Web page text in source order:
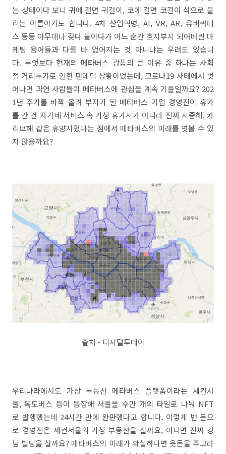
는 상태이다 보니 귀에 걸면 귀걸이, 코에 걸면 코걸이 식으로 불
리는 이름이기도 합니다. 4차 산업혁명, AI, VR, AR, 유비쿼터
스 등등 아무데나 갖다 붙이다가 어느 순간 흐지부지 되어버린 마
케팅 용어들과 다를 바 없어지는 것 아니냐는 우려도 있습니
다. 무엇보다 현재의 메타버스 광풍의 큰 이유 중 하나는 사회
적 거리두기로 인한 팬데믹 상황이었는데, 코로나19 사태에서 벗
어나면 과연 사람들이 메타버스에 관심을 계속 기울일까요? 202
1년 주가를 바짝 올려 부자가 된 메타버스 기업 경영진이 휴가
를 간 건 자기네 서비스 속 가상 휴가지가 아니라 진짜 지중해, 카
리브해 같은 휴양지였다는 점에서 메타버스의 미래를 엿볼 수 있
지 않을까요?
출처 - 디지털투데이
우리나라에서도 가상 부동산 메타버스 플랫폼이라는 세컨서
울, 독도버스 등이 등장해 서울을 수만 개의 타일로 나눠 NFT
로 발행했는데 24시간 만에 완판했다고 합니다. 이렇게 번 돈으
로 경영진은 세컨서울의 가상 부동산을 살까요, 아니면 진짜 강
남 빌딩을 살까요? 메타버스의 미래가 확실하다면 웃돈을 주고라